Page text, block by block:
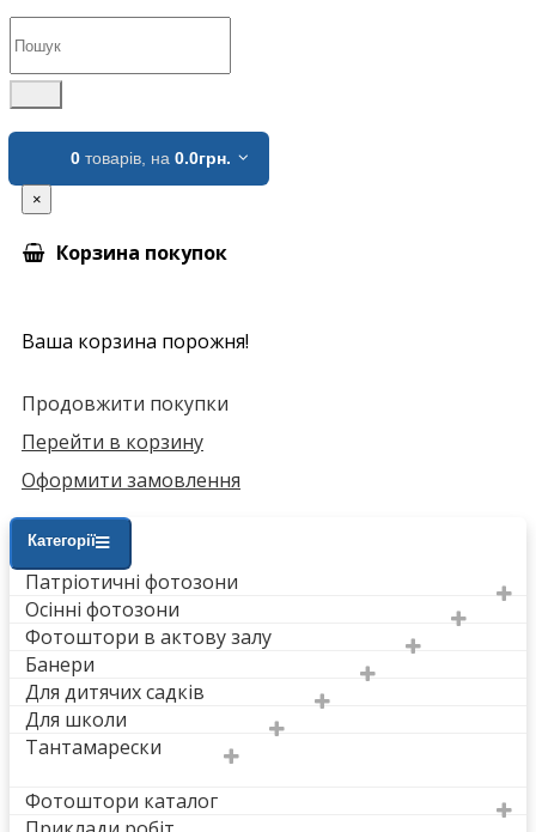
0 товарів, на 0.0грн.
×
Корзина покупок
Ваша корзина порожня!
Продовжити покупки
Перейти в корзину
Оформити замовлення
Категорії
Патріотичні фотозони
Осінні фотозони
Фотоштори в актову залу
Банери
Для дитячих садків
Для школи
Тантамарески
Фотоштори каталог